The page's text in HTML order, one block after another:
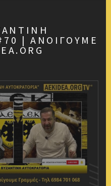
| ΑΝΟΊΓΟΥΜΕ